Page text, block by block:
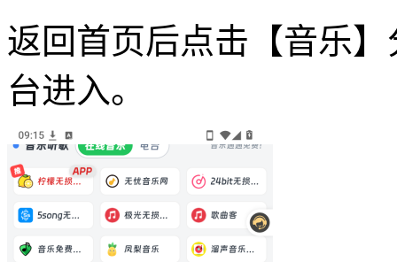
返回首页后点击【音乐
台进入。